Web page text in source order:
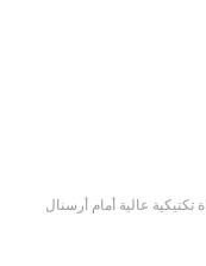
عالية أمام أرسنال